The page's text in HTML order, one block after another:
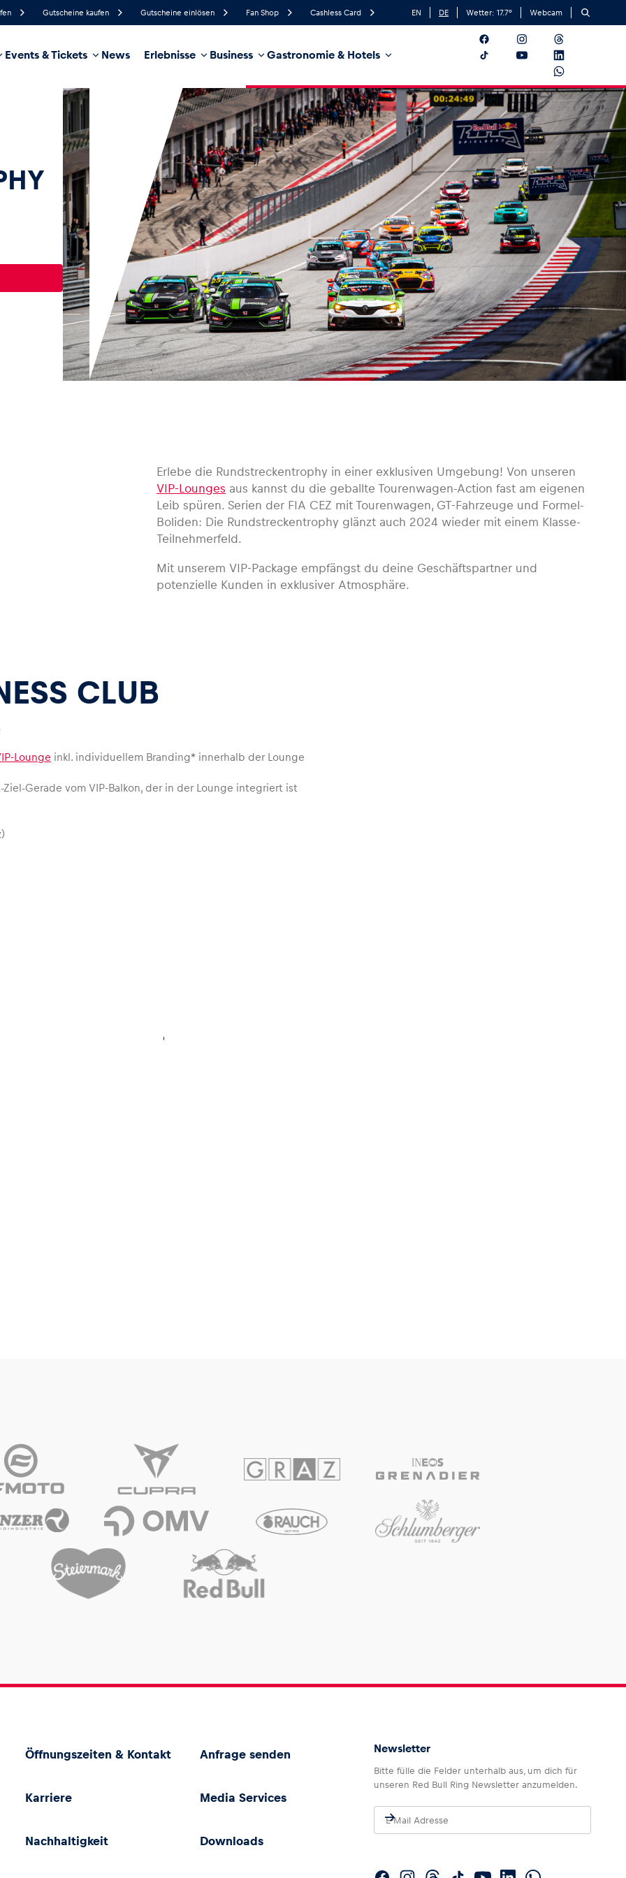
Gutscheine kaufen Gutscheine einlösen Fan Shop Cashless Card EN DE Wetter: 17.7° Webcam
Events & Tickets News Erlebnisse Business Gastronomie & Hotels
Regenwahrscheinlichkeit
West Windrichtung
Business
Erlebe die Rundstreckentrophy in einer exklusiven Umgebung! Von unseren
VIP-Lounges aus kannst du die geballte Tourenwagen-Action fast am eigenen
Leib spüren. Serien der FIA CEZ mit Tourenwagen, GT-Fahrzeuge und Formel-
Boliden: Die Rundstreckentrophy glänzt auch 2024 wieder mit einem Klasse-
Teilnehmerfeld.
Mit unserem VIP-Package empfängst du deine Geschäftspartner und
potenzielle Kunden in exklusiver Atmosphäre.
CLUB
Lounge inkl. individuellem Branding* innerhalb der Lounge
Gerade vom VIP-Balkon, der in der Lounge integriert ist
Öffnungszeiten & Kontakt Anfrage senden
Karriere Media Services
Nachhaltigkeit Downloads
Newsletter
Bitte fülle die Felder unterhalb aus, um dich für
unseren Red Bull Ring Newsletter anzumelden.